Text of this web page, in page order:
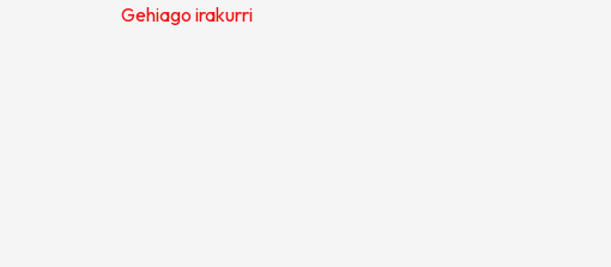
Gehiago irakurri